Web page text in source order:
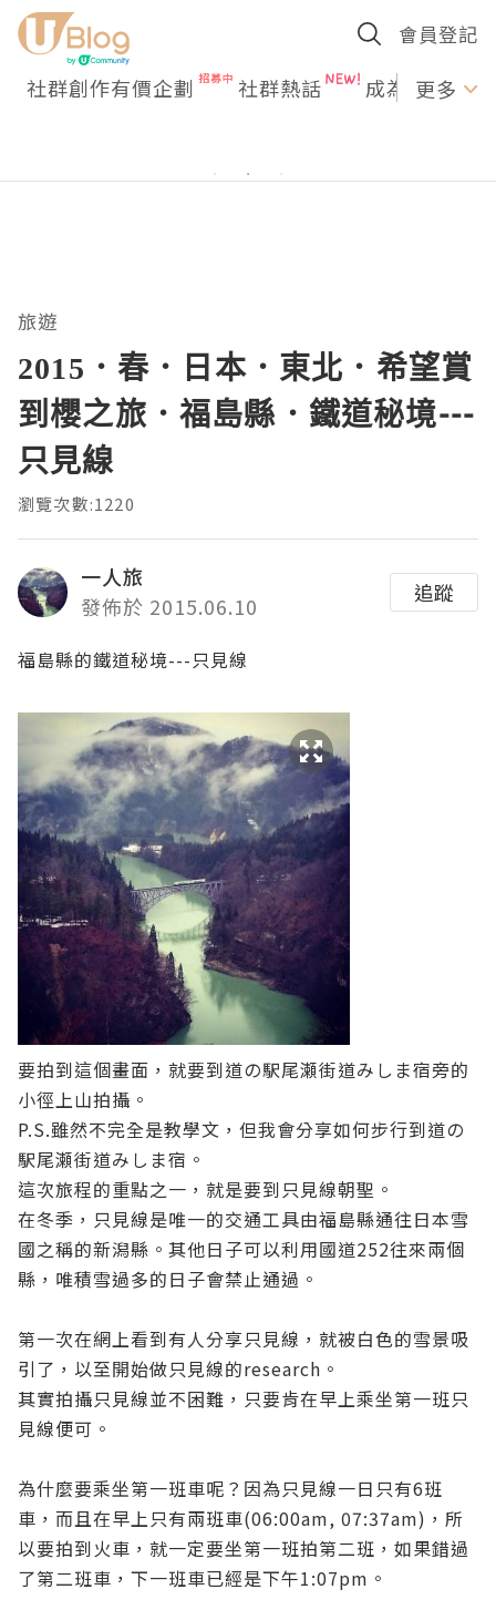
會員登記
社群創作有價企劃 社群熱話 成為U更多
旅遊
2015．春．日本．東北．希望賞
到櫻之旅．福島縣．鐵道秘境---
只見線
瀏覽次數:1220
一人旅
發佈於 2015.06.10
追蹤
福島縣的鐵道秘境---只見線
要拍到這個畫面，就要到道の駅尾瀬街道みしま宿旁的
小徑上山拍攝。
P.S.雖然不完全是教學文，但我會分享如何步行到道の
駅尾瀬街道みしま宿。
這次旅程的重點之一，就是要到只見線朝聖。
在冬季，只見線是唯一的交通工具由福島縣通往日本雪
國之稱的新潟縣。其他日子可以利用國道252往來兩個
縣，唯積雪過多的日子會禁止通過。
第一次在網上看到有人分享只見線，就被白色的雪景吸
引了，以至開始做只見線的research。
其實拍攝只見線並不困難，只要肯在早上乘坐第一班只
見線便可。
為什麼要乘坐第一班車呢？因為只見線一日只有6班
車，而且在早上只有兩班車(06:00am, 07:37am)，所
以要拍到火車，就一定要坐第一班拍第二班，如果錯過
了第二班車，下一班車已經是下午1:07pm。